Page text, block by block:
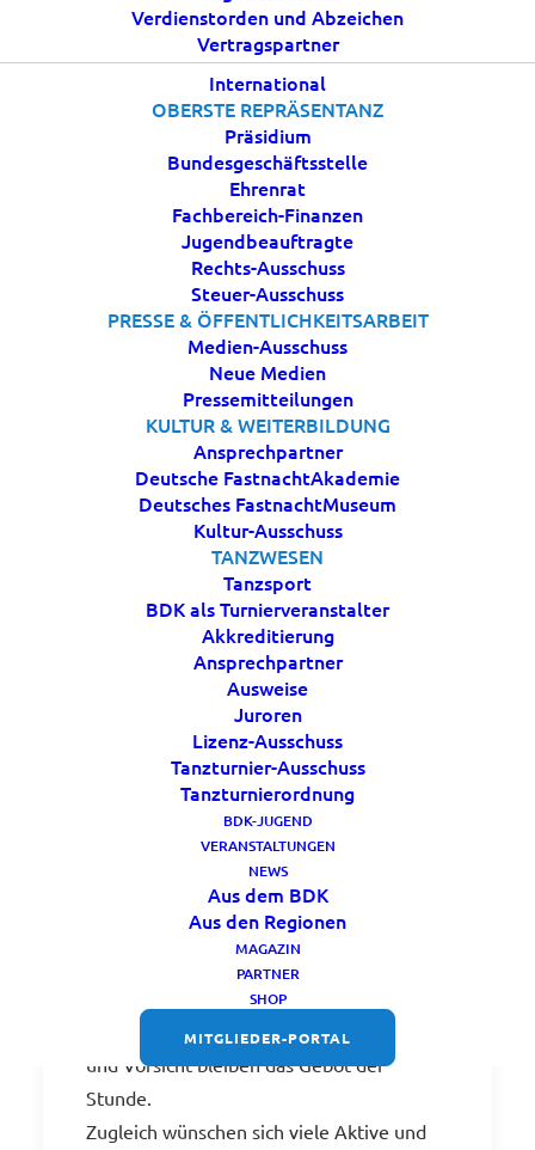
Verdienstorden und Abzeichen
Vertragspartner
International
OBERSTE REPRÄSENTANZ
Präsidium
Bundesgeschäftsstelle
Ehrenrat
Fachbereich-Finanzen
Jugendbeauftragte
Rechts-Ausschuss
Steuer-Ausschuss
PRESSE & ÖFFENTLICHKEITSARBEIT
Medien-Ausschuss
Neue Medien
Pressemitteilungen
KULTUR & WEITERBILDUNG
Ansprechpartner
Deutsche FastnachtAkademie
Deutsches FastnachtMuseum
Kultur-Ausschuss
TANZWESEN
Tanzsport
BDK als Turnierveranstalter
Akkreditierung
Ansprechpartner
Ausweise
Juroren
Lizenz-Ausschuss
Tanzturnier-Ausschuss
Tanzturnierordnung
BDK-JUGEND
VERANSTALTUNGEN
NEWS
Aus dem BDK
Aus den Regionen
MAGAZIN
PARTNER
SHOP
MITGLIEDER-PORTAL
Umfrage karnevalistischer
Liebe Freunde des karnevalistischen
Corona ist allgegenwärtig.
Die neuen Hotspots zeigen, Achtsamkeit
und Vorsicht bleiben das Gebot der
Stunde.
Zugleich wünschen sich viele Aktive und